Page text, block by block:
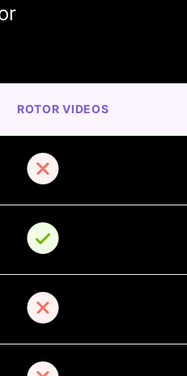
ROTOR VIDEOS